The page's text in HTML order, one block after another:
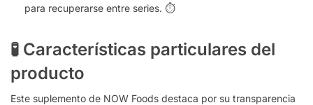
para recuperarse entre series. ⏱️
🧪 Características particulares del
producto
Este suplemento de NOW Foods destaca por su transparencia